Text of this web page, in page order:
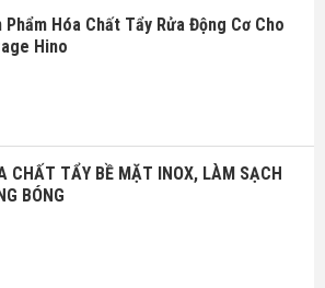
Phẩm Hóa Chất Tẩy Rửa Động Cơ Cho
Hino
CHẤT TẨY BỀ MẶT INOX, LÀM SẠCH
BÓNG